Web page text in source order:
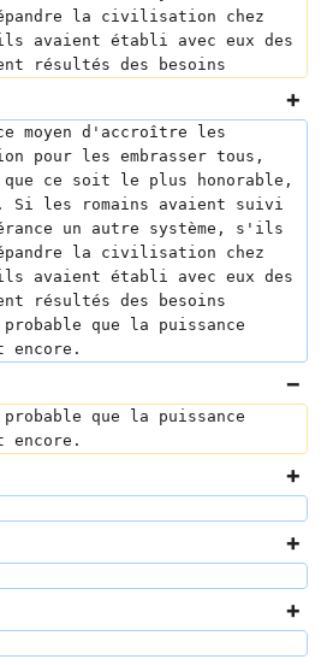
la civilisation chez
avaient établi avec eux des
résultés des besoins
moyen d'accroître les
pour les embrasser tous,
que ce soit le plus honorable,
Si les romains avaient suivi
un autre système, s'ils
la civilisation chez
avaient établi avec eux des
résultés des besoins
que la puissance
encore.
que la puissance
encore.